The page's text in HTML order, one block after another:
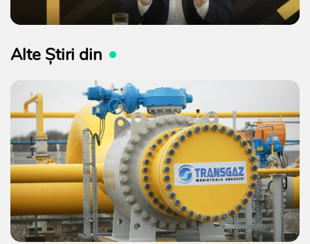
Alte Știri din